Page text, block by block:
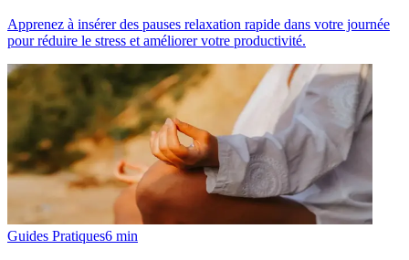
Apprenez à insérer des pauses relaxation rapide dans votre journée
pour réduire le stress et améliorer votre productivité.
Guides Pratiques6 min